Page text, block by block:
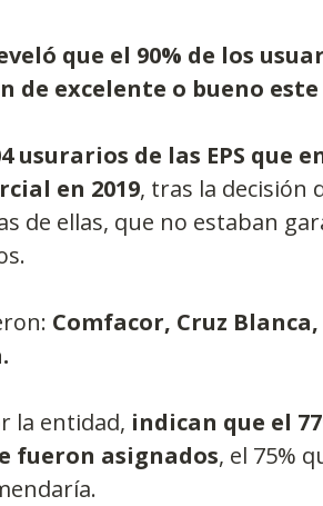
que el 90% de los
de excelente o bueno
usurarios de las EPS que
en 2019, tras la decisión
de ellas, que no estaban
Comfacor, Cruz
la entidad, indican que el
fueron asignados, el 75%